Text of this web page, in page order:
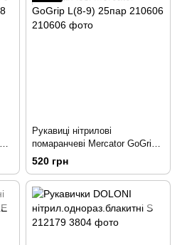
Рукавиці нітрилові
помаранчеві Mercator GoGrip
L(8-9) 25пар 210606
520 грн